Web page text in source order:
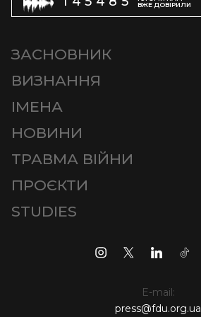
ВЖЕ ДОВІРИЛИ
ЗАСНОВНИК
ВИЗНАННЯ
ІМЕНА
НОВИНИ
ТРАВМА ВІЙНИ
ПРОЄКТИ
STUDIES
E-mail:
press@fdu.org.ua